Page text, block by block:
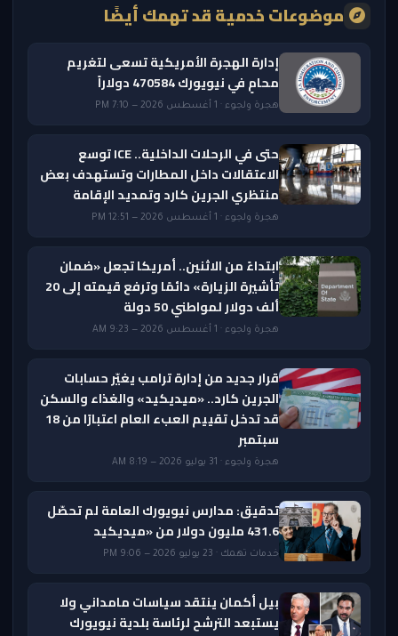
موضوعات خدمية قد تهمك أيضًا
إدارة الهجرة الأمريكية تسعى لتغريم
محامٍ في نيويورك 470584 دولاراً
هجرة ولجوء · 1 أغسطس 2026 — 7:10 PM
حتى في الرحلات الداخلية.. ICE توسع
الاعتقالات داخل المطارات وتستهدف بعض
منتظري الجرين كارد وتمديد الإقامة
هجرة ولجوء · 1 أغسطس 2026 — 12:51 PM
ابتداءً من الاثنين.. أمريكا تجعل «ضمان
تأشيرة الزيارة» دائمًا وترفع قيمته إلى 20
ألف دولار لمواطني 50 دولة
هجرة ولجوء · 1 أغسطس 2026 — 9:23 AM
قرار جديد من إدارة ترامب يغيّر حسابات
الجرين كارد.. «ميديكيد» والغذاء والسكن
قد تدخل تقييم العبء العام اعتبارًا من 18
سبتمبر
هجرة ولجوء · 31 يوليو 2026 — 8:19 AM
تدقيق: مدارس نيويورك العامة لم تحصّل
431.6 مليون دولار من «ميديكيد
خدمات تهمك · 23 يوليو 2026 — 9:06 PM
بيل أكمان ينتقد سياسات مامداني ولا
يستبعد الترشح لرئاسة بلدية نيويورك